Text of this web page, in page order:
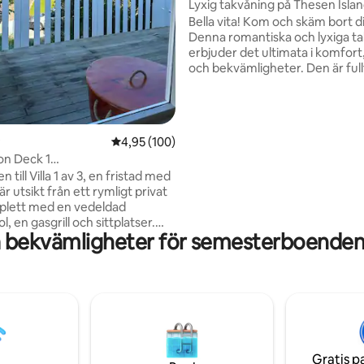
4,95 av 5 i genomsnittligt betyg, 100
4,95 (100)
Deck 1
till Villa 1 av 3, en fristad med
utsikt från ett rymligt privat
med en vedeldad
en gasgrill och sittplatser.
inom gångavstånd från
Knysna. Varje enhet är
gassystem, tillsammans
parkering utanför gatan för
Lyxig takvåning på Thesen
Bella vita! Kom och skäm bort
Denna romantiska och lyxiga
erbjuder det ultimata i
och bekvämligheter. Den är
bekvämligheter för
Gratis